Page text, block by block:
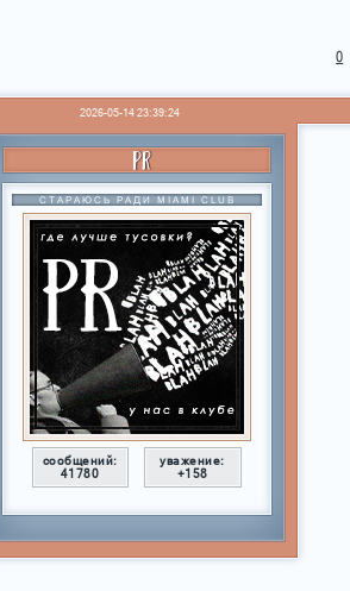
0
2026-05-14 23:39:24
PR
СТАРАЮСЬ РАДИ MIAMI CLUB
сообщений:
41780
уважение:
+158